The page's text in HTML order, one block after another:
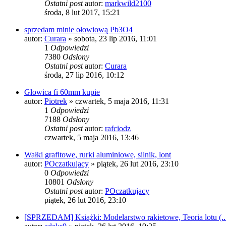
Ostatni postautor: markwild2100
środa, 8 lut 2017, 15:21
sprzedam minie ołowiową Pb3O4
autor: Curara » sobota, 23 lip 2016, 11:01
1 Odpowiedzi
7380 Odsłony
Ostatni postautor: Curara
środa, 27 lip 2016, 10:12
Głowica fi 60mm kupie
autor: Piotrek » czwartek, 5 maja 2016, 11:31
1 Odpowiedzi
7188 Odsłony
Ostatni postautor: rafciodz
czwartek, 5 maja 2016, 13:46
Wałki grafitowe, rurki aluminiowe, silnik, lont
autor: POczatkujacy » piątek, 26 lut 2016, 23:10
0 Odpowiedzi
10801 Odsłony
Ostatni postautor: POczatkujacy
piątek, 26 lut 2016, 23:10
[SPRZEDAM] Książki: Modelarstwo rakietowe, Teoria lotu